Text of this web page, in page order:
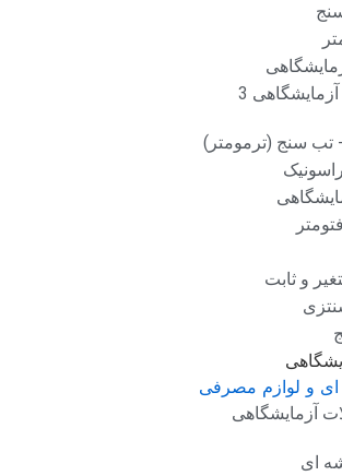
3
سنج (ترمومتر)
و ثابت
لوازم مصرفی
ای